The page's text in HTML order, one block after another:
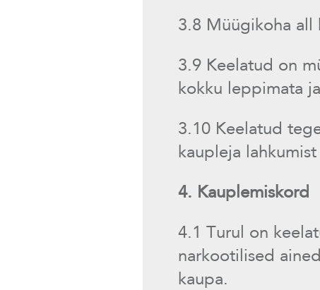
3.8 Müügikoha all
3.9 Keelatud on
kokku leppimata
3.10 Keelatud
kaupleja
4. Kauplemiskord
4.1 Turul on
narkootilised
kaupa.